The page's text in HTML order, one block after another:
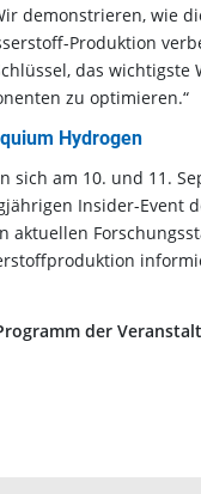
demonstrieren, wie
Produktion
das wichtigste
zu optimieren.“
Hydrogen
sich am 10. und 11.
Insider-Event
aktuellen
der